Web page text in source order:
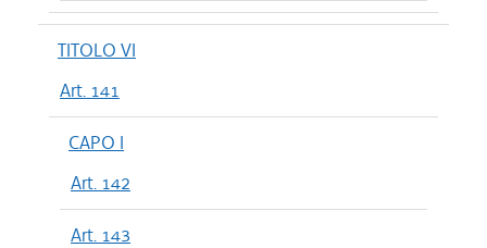
TITOLO VI
Art. 141
CAPO I
Art. 142
Art. 143